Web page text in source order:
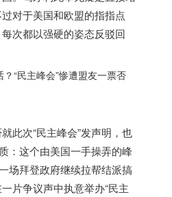
对于美国和欧盟的指指点
次都以强硬的姿态反驳回
“民主峰会”惨遭盟友一票否
此次“民主峰会”发声明，也
：这个由美国一手操弄的峰
场拜登政府继续拉帮结派搞
片争议声中执意举办“民主